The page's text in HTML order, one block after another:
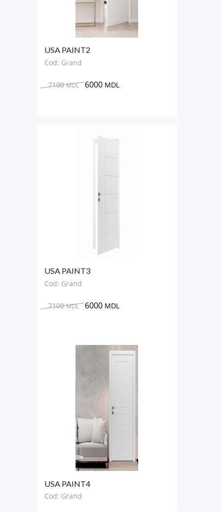
USA PAINT2
Cod: Grand
7100MDL 6000 MDL
USA PAINT3
Cod: Grand
7100MDL 6000 MDL
USA PAINT4
Cod: Grand